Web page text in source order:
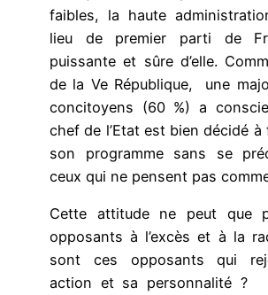
faibles, la haute
lieu de premier parti de
puissante et sûre d’elle.
de la Ve République, une
concitoyens (60 %) a
chef de l’Etat est bien décidé à
son programme sans se
ceux qui ne pensent pas
Cette attitude ne peut que
opposants à l’excès et à la
sont ces opposants qui
action et sa personnalité ?